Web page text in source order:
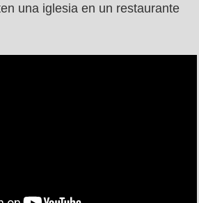
una iglesia en un restaurante